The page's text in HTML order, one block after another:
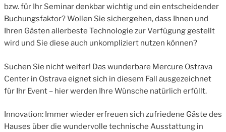
bzw. für Ihr Seminar denkbar wichtig und ein entscheidender
Buchungsfaktor? Wollen Sie sichergehen, dass Ihnen und
Ihren Gästen allerbeste Technologie zur Verfügung gestellt
wird und Sie diese auch unkompliziert nutzen können?
Suchen Sie nicht weiter! Das wunderbare Mercure Ostrava
Center in Ostrava eignet sich in diesem Fall ausgezeichnet
für Ihr Event – hier werden Ihre Wünsche natürlich erfüllt.
Innovation: Immer wieder erfreuen sich zufriedene Gäste des
Hauses über die wundervolle technische Ausstattung in